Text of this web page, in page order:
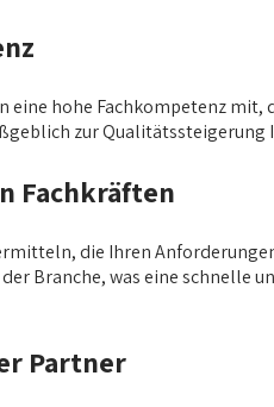
hohe Fachkompetenz
zur Qualitätssteigerung
Fachkräften
die Ihren
Branche, was eine
Partner